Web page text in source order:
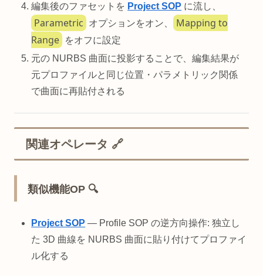
編集後のファセットを Project SOP に流し、
Parametric オプションをオン、
Mapping to
Range
をオフに設定
元の NURBS 曲面に投影することで、編集結果が
元プロファイルと同じ位置・パラメトリック関係
で曲面に再貼付される
関連オペレータ 🔗
類似機能OP 🔍
Project SOP — Profile SOP の逆方向操作: 独立し
た 3D 曲線を NURBS 曲面に貼り付けてプロファイ
ル化する